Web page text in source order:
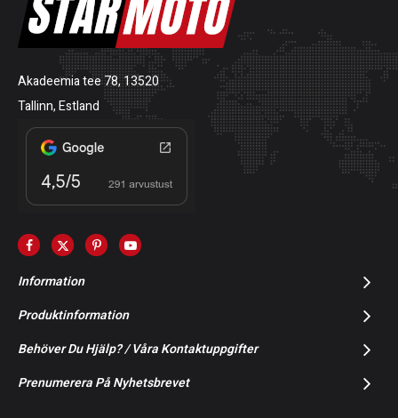
Akadeemia tee 78, 13520
Tallinn, Estland
Information
Produktinformation
Behöver Du Hjälp? / Våra Kontaktuppgifter
Prenumerera På Nyhetsbrevet